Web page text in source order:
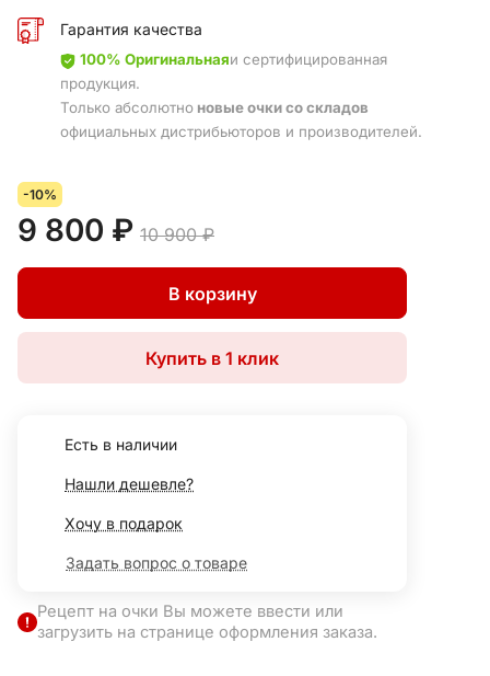
Гарантия качества
100% Оригинальнаяи сертифицированная
продукция.
Только абсолютно новые очки со складов
официальных дистрибьюторов и производителей.
-10%
9 800 ₽ 10 900 ₽
В корзину
Купить в 1 клик
Есть в наличии
Нашли дешевле?
Хочу в подарок
Задать вопрос о товаре
Рецепт на очки Вы можете ввести или
загрузить на странице оформления заказа.